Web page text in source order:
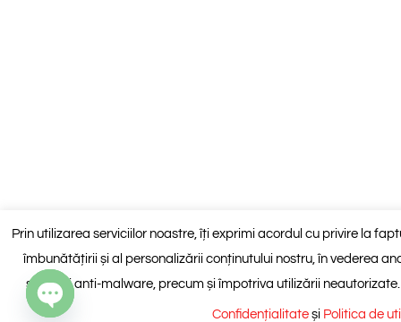
Prin utilizarea serviciilor noastre, îți exprimi acordul cu privire la
îmbunătățirii și al personalizării conținutului nostru, în vederea
spam și anti-malware, precum și împotriva utilizării
Confidențialitateși Politica de